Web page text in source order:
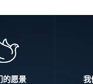
的愿景 我